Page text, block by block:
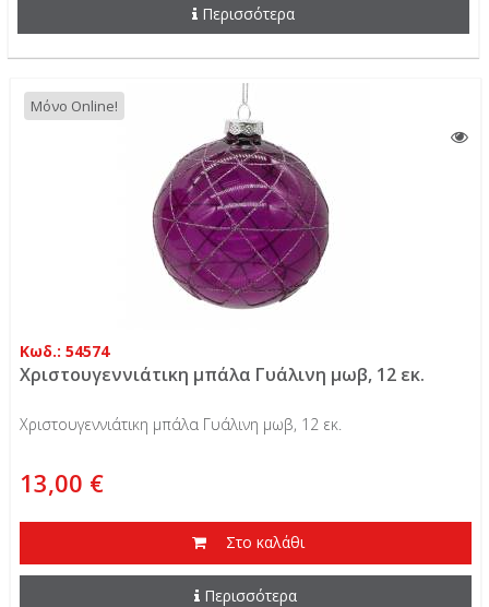
Περισσότερα
Μόνο Online!
Κωδ.: 54574
Χριστουγεννιάτικη μπάλα Γυάλινη μωβ, 12 εκ.
Χριστουγεννιάτικη μπάλα Γυάλινη μωβ, 12 εκ.
13,00 €
Στο καλάθι
Περισσότερα